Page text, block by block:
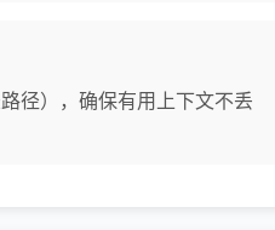
径），确保有用上下文不丢